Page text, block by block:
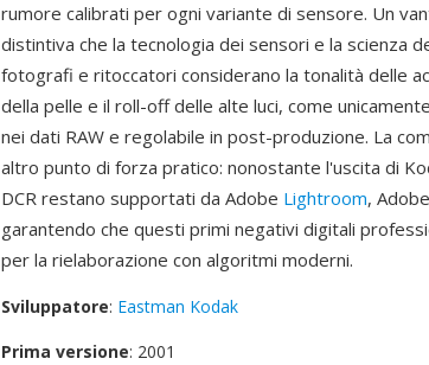
rumore calibrati per ogni variante di sensore. Un
distintiva che la tecnologia dei sensori e la scienza
fotografi e ritoccatori considerano la tonalità delle
della pelle e il roll-off delle alte luci, come
nei dati RAW e regolabile in post-produzione. La
altro punto di forza pratico: nonostante l'uscita di
DCR restano supportati da Adobe Lightroom,
garantendo che questi primi negativi digitali
per la rielaborazione con algoritmi moderni.
Sviluppatore: Eastman Kodak
Prima versione: 2001